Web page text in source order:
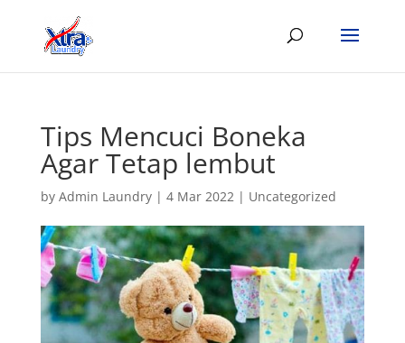
Tips Mencuci Boneka
Agar Tetap lembut
by Admin Laundry| 4 Mar 2022| Uncategorized